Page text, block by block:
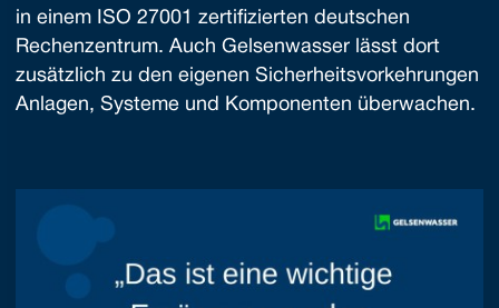
in einem ISO 27001 zertifizierten deutschen
Rechenzentrum. Auch Gelsenwasser lässt dort
zusätzlich zu den eigenen Sicherheitsvorkehrungen
Anlagen, Systeme und Komponenten überwachen.